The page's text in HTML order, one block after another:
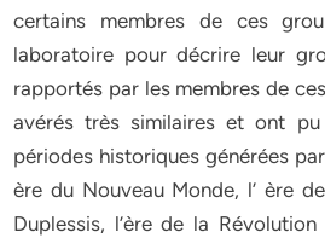
certains membres de ces
laboratoire pour décrire leur
rapportés par les membres de
avérés très similaires et ont
périodes historiques générées
ère du Nouveau Monde, l’ ère
Duplessis, l’ère de la